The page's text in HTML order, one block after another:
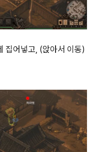
집어넣고, (앉아서 이동)